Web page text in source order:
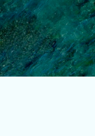
Skip to main